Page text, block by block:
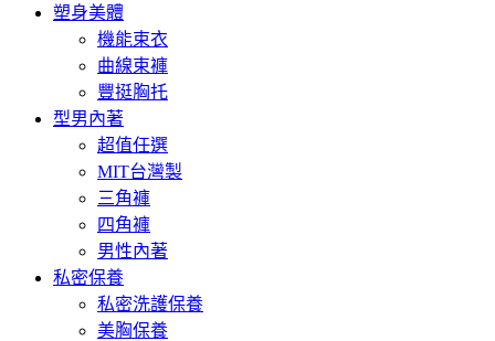
塑身美體
機能束衣
曲線束褲
豐挺胸托
型男內著
超值任選
MIT台灣製
三角褲
四角褲
男性內著
私密保養
私密洗護保養
美胸保養